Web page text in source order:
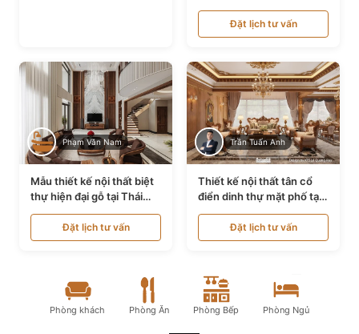
Thuận NT21128
Đặt lịch tư vấn
Phạm Văn Nam
Mẫu thiết kế nội thất biệt
thự hiện đại gỗ tại Thái
Bình NT9188719
Đặt lịch tư vấn
Trần Tuấn Anh
Thiết kế nội thất tân cổ
điển dinh thự mặt phố tại
Quảng Ninh NT24531
Đặt lịch tư vấn
Phòng khách Phòng Ăn Phòng Bếp Phòng Ngủ